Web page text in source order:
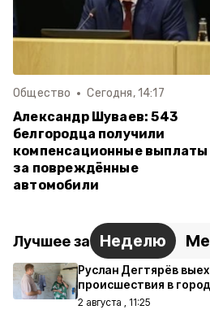
Общество Сегодня, 14:17
Александр Шуваев: 543
белгородца получили
компенсационные выплаты
за повреждённые
автомобили
Лучшее за Неделю
Руслан Дегтярёв
происшествия в
2 августа , 11:25